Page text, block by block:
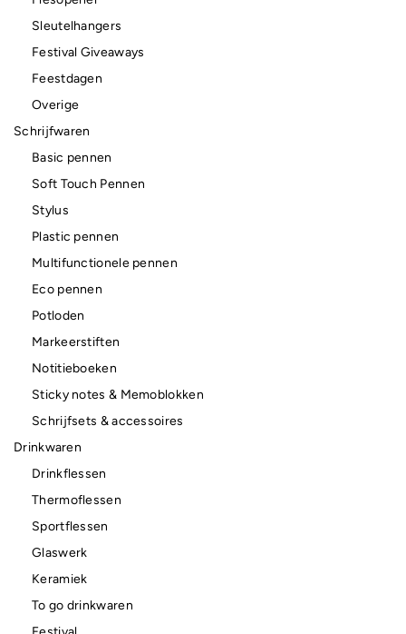
Sleutelhangers
Festival Giveaways
Feestdagen
Overige
Schrijfwaren
Basic pennen
Soft Touch Pennen
Stylus
Plastic pennen
Multifunctionele pennen
Eco pennen
Potloden
Markeerstiften
Notitieboeken
Sticky notes & Memoblokken
Schrijfsets & accessoires
Drinkwaren
Drinkflessen
Thermoflessen
Sportflessen
Glaswerk
Keramiek
To go drinkwaren